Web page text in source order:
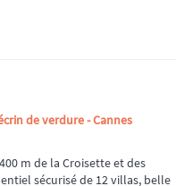
de verdure - Cannes
m de la Croisette et des
sécurisé de 12 villas, belle